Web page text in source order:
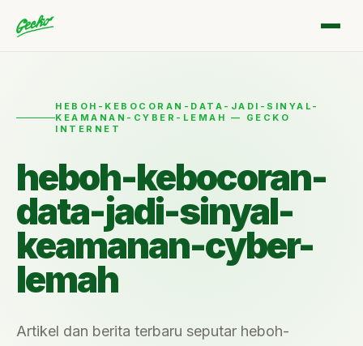
HEBOH-KEBOCORAN-DATA-JADI-SINYAL-
KEAMANAN-CYBER-LEMAH — GECKO
INTERNET
heboh-kebocoran-
data-jadi-sinyal-
keamanan-cyber-
lemah
Artikel dan berita terbaru seputar heboh-